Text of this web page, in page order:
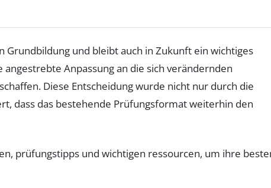
und bleibt auch in Zukunft ein wichtiges
Anpassung an die sich verändernden
Diese Entscheidung wurde nicht nur durch die
dass das bestehende Prüfungsformat weiterhin den